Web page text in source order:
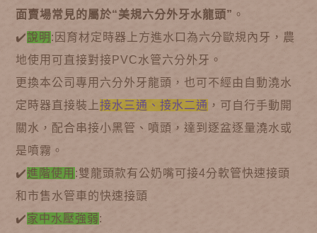
面賣場常見的屬於“美規六分外牙水龍頭” 。
✔️說明 :因育材定時器上方進水口為六分歐規內牙，農
地使用可直接對接PVC水管六分外牙。
更換本公司專用六分外牙龍頭，也可不經由自動澆水
定時器直接裝上接水三通、接水二通 ，可自行手動開
關水，配合串接小黑管、噴頭，達到逐盆逐量澆水或
是噴霧。
✔️進階使用 :雙龍頭款有公奶嘴可接4分軟管快速接頭
和市售水管車的快速接頭
✔️家中水壓強弱: